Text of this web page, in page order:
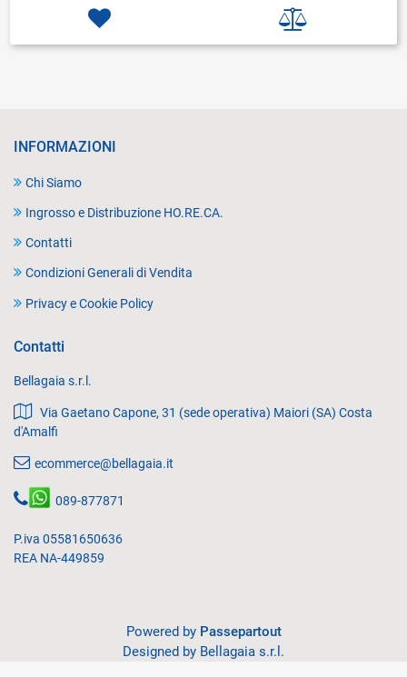
INFORMAZIONI
Chi Siamo
Ingrosso e Distribuzione HO.RE.CA.
Contatti
Condizioni Generali di Vendita
Privacy e Cookie Policy
Contatti
Bellagaia s.r.l.
Via Gaetano Capone, 31 (sede operativa) Maiori (SA) Costa
d'Amalfi
ecommerce@bellagaia.it
089-877871
P.iva 05581650636
REA NA-449859
Powered by Passepartout
Designed by Bellagaia s.r.l.